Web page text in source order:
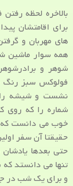
بالاخره لحظه
برای اقامتشان
های مهربان و
همه سوار ماشین
شوهر و
فولوکس سبز رنگ
نشست و شیشه را
شماره را که روی
خوب می دانست که
حقیقتا آن سفر
حتی بعدها
تنها می دانستد
و برای یک شب در